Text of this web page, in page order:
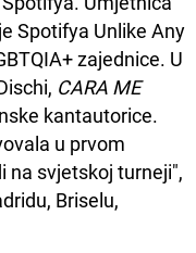
Spotifya Unlike Any
zajednice. U
CARA ME
kantautorice.
u prvom
na svjetskoj turneji",
Briselu,